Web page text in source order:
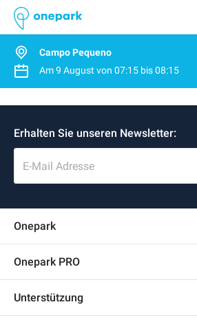
Campo Pequeno
Am9 August von 07:15bis08:15
Erhalten Sie unseren Newsletter:
E-Mail Adresse
Onepark
Onepark PRO
Werden Sie unser Partner
Unterstützung